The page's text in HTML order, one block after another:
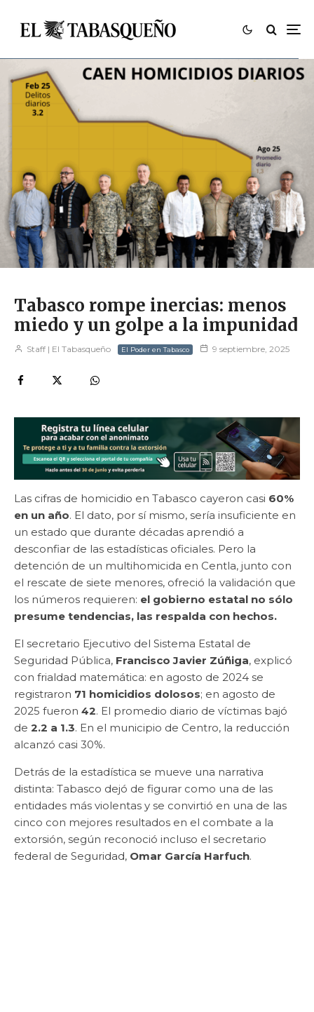
Tabasco rompe inercias: menos
miedo y un golpe a la impunidad
Staff | El Tabasqueño El Poder en Tabasco 9 septiembre, 2025
Las cifras de homicidio en Tabasco cayeron casi 60%
en un año. El dato, por sí mismo, sería insuficiente en
un estado que durante décadas aprendió a
desconfiar de las estadísticas oficiales. Pero la
detención de un multihomicida en Centla, junto con
el rescate de siete menores, ofreció la validación que
los números requieren: el gobierno estatal no sólo
presume tendencias, las respalda con hechos.
El secretario Ejecutivo del Sistema Estatal de
Seguridad Pública, Francisco Javier Zúñiga, explicó
con frialdad matemática: en agosto de 2024 se
registraron 71 homicidios dolosos; en agosto de
2025 fueron 42. El promedio diario de víctimas bajó
de 2.2 a 1.3. En el municipio de Centro, la reducción
alcanzó casi 30%.
Detrás de la estadística se mueve una narrativa
distinta: Tabasco dejó de figurar como una de las
entidades más violentas y se convirtió en una de las
cinco con mejores resultados en el combate a la
extorsión, según reconoció incluso el secretario
federal de Seguridad, Omar García Harfuch.